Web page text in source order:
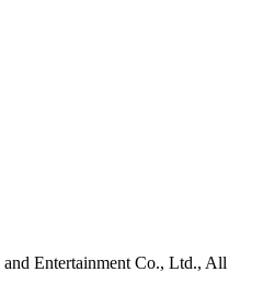
Entertainment Co., Ltd., All